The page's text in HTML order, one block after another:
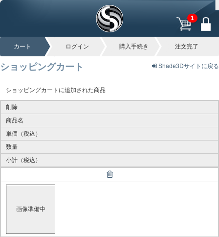
1
カート ログイン 購入手続き 注文完了
Shade3Dサイトに戻る
ショッピングカート
ショッピングカートに追加された商品
削除
商品名
単価（税込）
数量
小計（税込）
画像準備中